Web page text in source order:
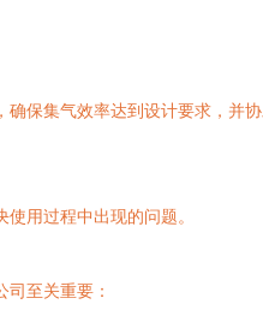
确保集气效率达到设计要求，并
用过程中出现的问题。
至关重要：